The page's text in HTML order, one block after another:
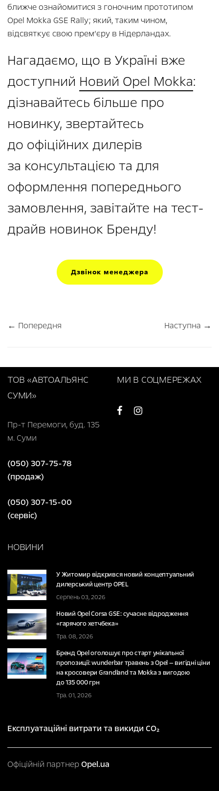
ближче ознайомитися з гоночним прототипом
Opel Mokka GSE Rally; який, таким чином,
відсвяткує свою прем’єру в Нідерландах.
Нагадаємо, що в Україні вже
доступний Новий Opel Mokka:
дізнавайтесь більше про
новинку, звертайтесь
до офіційних дилерів
за консультацією та для
оформлення попереднього
замовлення, завітайте на тест-
драйв новинок Бренду!
Дзвінок менеджера
← Попередня Наступна →
ТОВ «АВТОАЛЬЯНС
СУМИ»
Пр-т Перемоги, буд. 135
м. Суми
(050) 307-75-78
(продаж)
(050) 307-15-00
(сервіс)
МИ В СОЦМЕРЕЖАХ
НОВИНИ
У Житомир відкрився новий концептуальний
дилерський центр OPEL
Серпень 03, 2026
Новий Opel Corsa GSE: сучасне відродження
«гарячого хетчбека»
Тра. 08, 2026
Бренд Opel оголошує про старт унікальної
пропозиції: wunderbar травень з Opel — вигідні ціни
на кросовери Grandland та Mokka з вигодою
до 135 000 грн
Тра. 01, 2026
Експлуатаційні витрати та викиди CO₂
Офіційній партнерOpel.ua